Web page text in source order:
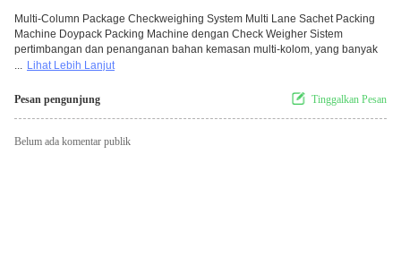
Multi-Column Package Checkweighing System Multi Lane Sachet Packing
Machine Doypack Packing Machine dengan Check Weigher Sistem
pertimbangan dan penanganan bahan kemasan multi-kolom, yang banyak
... Lihat Lebih Lanjut
Pesan pengunjung Tinggalkan Pesan
Belum ada komentar publik